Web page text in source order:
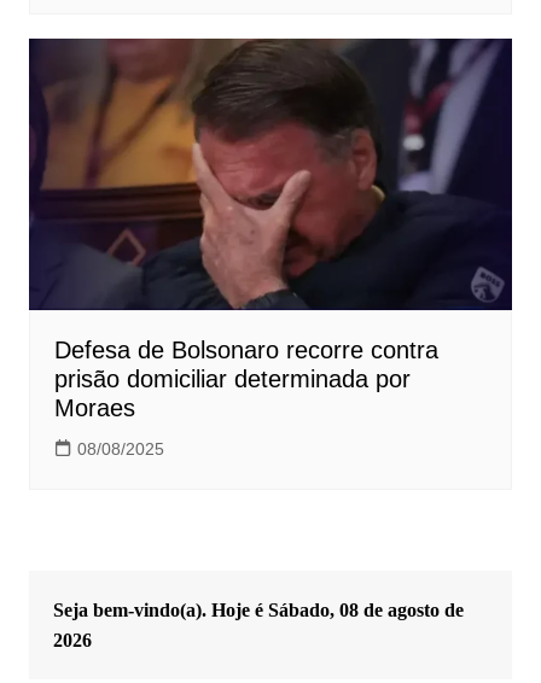
Defesa de Bolsonaro recorre contra
prisão domiciliar determinada por
Moraes
08/08/2025
Seja bem-vindo(a). Hoje é Sábado, 08 de agosto de
2026